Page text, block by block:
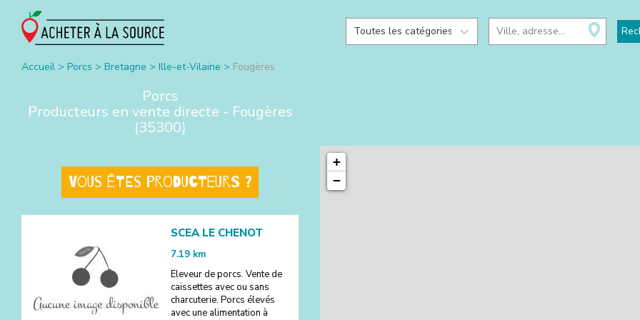
Toutes les catégories Ville, adresse...
Accueil > Porcs > Bretagne > Ille-et-Vilaine > Fougères
Porcs
Producteurs en vente directe - Fougères
(35300)
Vous êtes producteurs ?
SCEA LE CHENOT
7.19 km
Eleveur de porcs. Vente de
caissettes avec ou sans
charcuterie. Porcs élevés
avec une alimentation à
+
−